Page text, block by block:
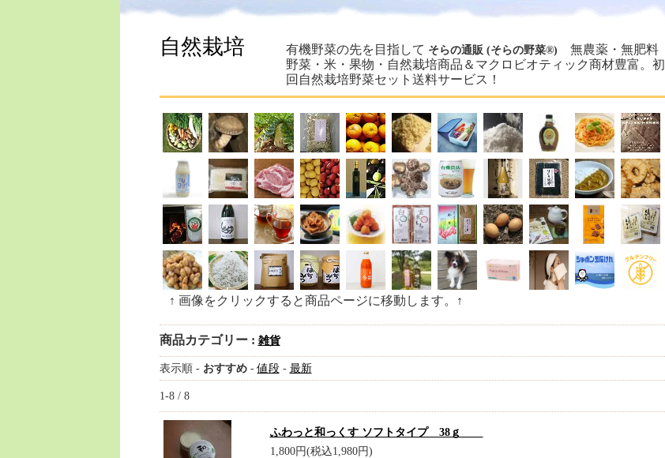
自然栽培 有機野菜の先を目指して そらの通販 (そらの野菜®)
無農薬・無肥料
野菜・米・果物・自然栽培商品＆マクロビオティック商材豊富。初
回自然栽培野菜セット送料サービス！
↑ 画像をクリックすると商品ページに移動します。↑
商品カテゴリー : 雑貨
表示順 - おすすめ-値段- 最新
1-8 / 8
ふわっと和っくす ソフトタイプ 38ｇ
1,800円(税込1,980円)